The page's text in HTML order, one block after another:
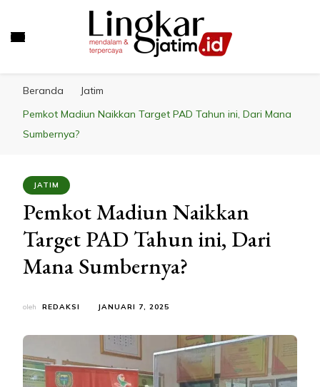
Beranda
Jatim
Pemkot Madiun Naikkan Target PAD Tahun ini, Dari Mana
Sumbernya?
JATIM
Pemkot Madiun Naikkan
Target PAD Tahun ini, Dari
Mana Sumbernya?
oleh REDAKSI JANUARI 7, 2025